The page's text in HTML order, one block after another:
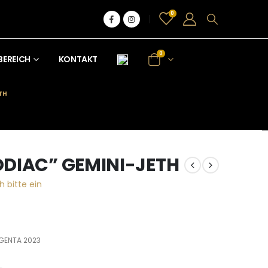
0
KONTAKT
0
GEMINI-JETH
bitte ein
2023